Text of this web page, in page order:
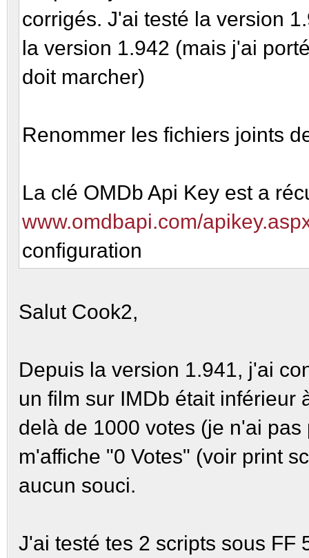
corrigés. J'ai testé la version
la version 1.942 (mais j'ai
doit marcher)
Renommer les fichiers joints
La clé OMDb Api Key est a
www.omdbapi.com/
configuration
Salut Cook2,
Depuis la version 1.941, j'ai
un film sur IMDb était inférieur
delà de 1000 votes (je n'ai
m'affiche "0 Votes" (voir print
aucun souci.
J'ai testé tes 2 scripts sous FF